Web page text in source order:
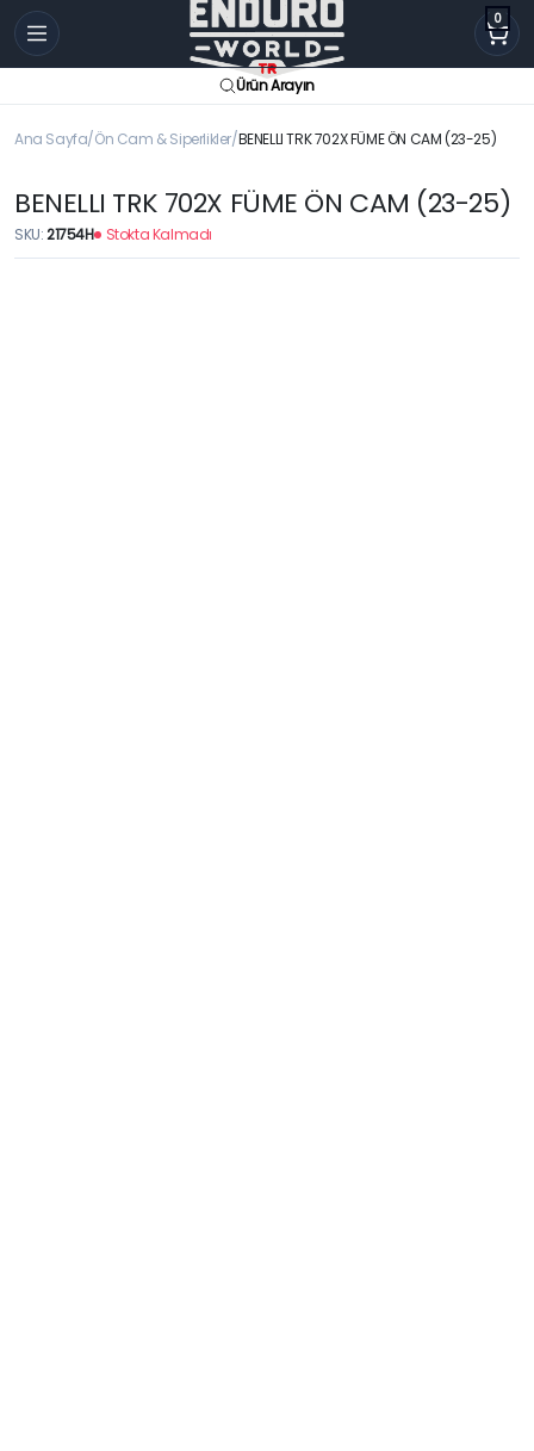
0
Ürün Arayın
Ana Sayfa Ön Cam & Siperlikler BENELLI TRK 702X FÜME ÖN CAM (23-25)
BENELLI TRK 702X FÜME ÖN CAM (23-25)
SKU:21754H Stokta Kalmadı